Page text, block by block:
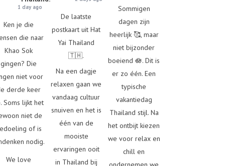
1 day ago
Ken je die
die naar
Khao Sok
gingen? Die
niet voor
derde keer
Soms lijkt het
niet de
of is
nodig.
We love
De laatste
postkaart uit Hat
Yai Thailand
🇹🇭.
Na een dagje
relaxen gaan we
vandaag cultuur
snuiven en het is
één van de
mooiste
ervaringen ooit
in Thailand bij
Sommigen
dagen zijn
heerlijk 🥰, maar
niet bijzonder
boeiend 🪷. Dit is
er zo één. Een
typische
vakantiedag
Thailand stijl. Na
het ontbijt kiezen
we voor relax en
chill en